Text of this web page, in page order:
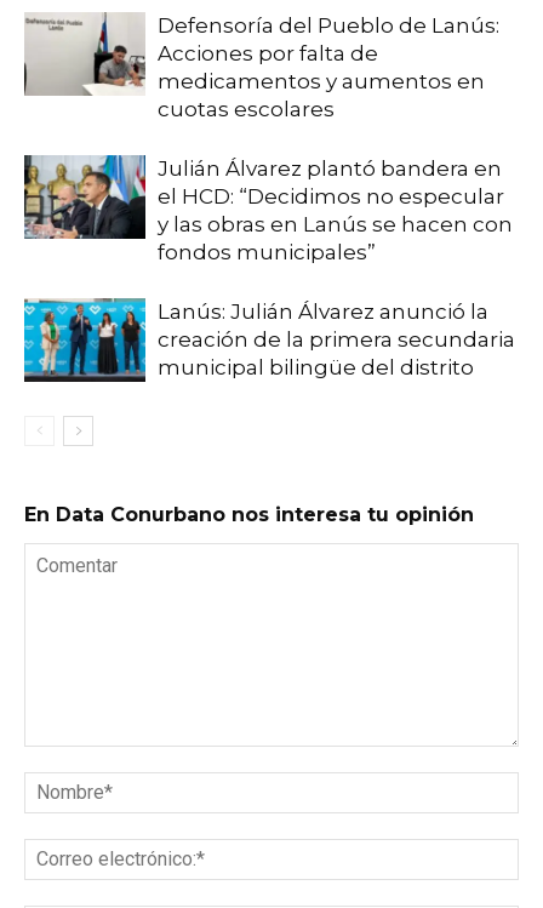
Defensoría del Pueblo de Lanús:
Acciones por falta de
medicamentos y aumentos en
cuotas escolares
Julián Álvarez plantó bandera en
el HCD: “Decidimos no especular
y las obras en Lanús se hacen con
fondos municipales”
Lanús: Julián Álvarez anunció la
creación de la primera secundaria
municipal bilingüe del distrito
En Data Conurbano nos interesa tu opinión